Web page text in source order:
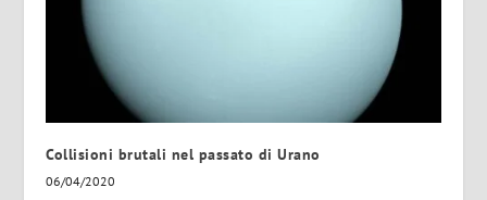
Collisioni brutali nel passato di Urano
06/04/2020